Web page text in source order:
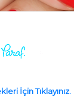
İçin Tıklayınız.